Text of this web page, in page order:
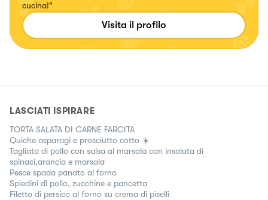
cucina!"
Visita il profilo
LASCIATI ISPIRARE
TORTA SALATA DI CARNE FARCITA
Quiche asparagi e prosciutto cotto ☀️
Tagliata di pollo con salsa al marsala con insalata di
spinaci,arancia e marsala
Pesce spada panato al forno
Spiedini di pollo, zucchine e pancetta
Filetto di persico al forno su crema di piselli